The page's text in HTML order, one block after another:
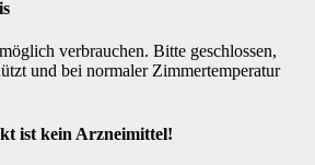
verbrauchen. Bitte geschlossen,
und bei normaler Zimmertemperatur
ist kein Arzneimittel!